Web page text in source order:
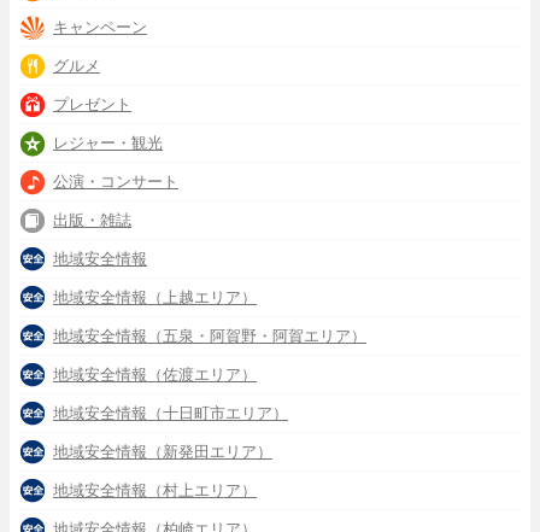
キャンペーン
グルメ
プレゼント
レジャー・観光
公演・コンサート
出版・雑誌
地域安全情報
地域安全情報（上越エリア）
地域安全情報（五泉・阿賀野・阿賀エリア）
地域安全情報（佐渡エリア）
地域安全情報（十日町市エリア）
地域安全情報（新発田エリア）
地域安全情報（村上エリア）
地域安全情報（柏崎エリア）